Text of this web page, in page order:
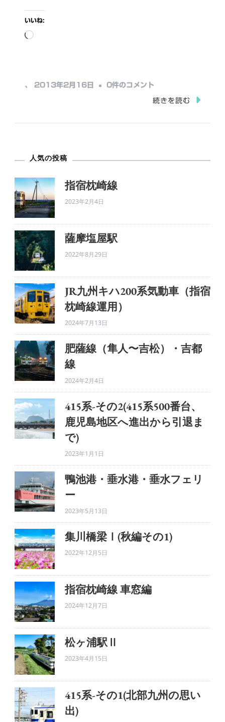
いいね:
読
中…
、 2013年2月16日 ぐ
し。
0件のコメント
続きを読む
人気の投稿
指宿枕崎線
2023年2月4日
薩摩塩屋駅
2022年8月29日
JR九州キハ200系気動車（指宿
枕崎線運用）
2024年7月13日
肥薩線（隼人〜吉松）・吉都
線
2024年2月4日
415系-その2(415系500番台、
鹿児島地区へ進出から引退ま
で)
2023年1月1日
鴨池港・垂水港・垂水フェリ
ー
2023年5月13日
集川橋梁Ⅰ(秋編その1)
2022年12月5日
指宿枕崎線 車窓編
2024年12月7日
松ヶ浦駅Ⅱ
2023年4月15日
415系-その1(北部九州の思い
出)